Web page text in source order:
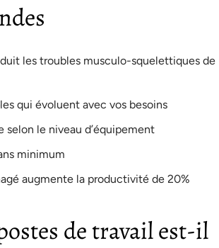
les troubles musculo-squelettiques de
qui évoluent avec vos besoins
le niveau d’équipement
minimum
augmente la productivité de 20%
de travail est-il